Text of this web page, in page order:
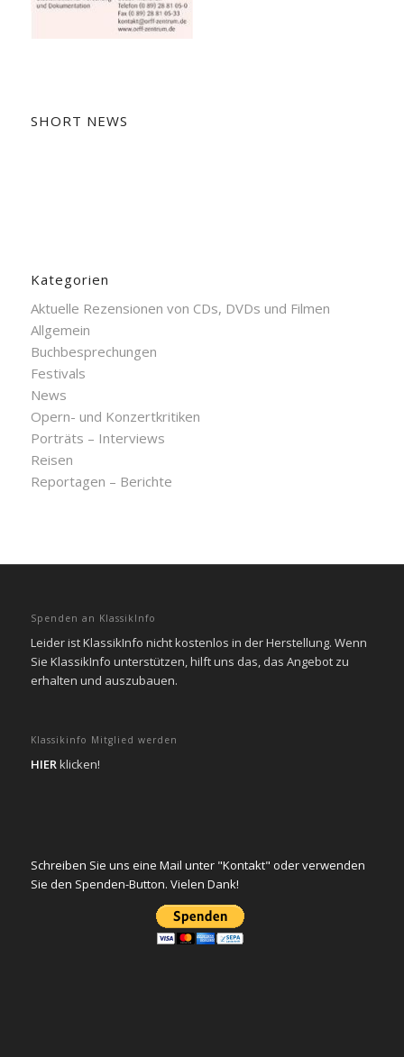
SHORT NEWS
Kategorien
Aktuelle Rezensionen von CDs, DVDs und Filmen
Allgemein
Buchbesprechungen
Festivals
News
Opern- und Konzertkritiken
Porträts – Interviews
Reisen
Reportagen – Berichte
Spenden an KlassikInfo
Leider ist KlassikInfo nicht kostenlos in der Herstellung. Wenn
Sie KlassikInfo unterstützen, hilft uns das, das Angebot zu
erhalten und auszubauen.
Klassikinfo Mitglied werden
HIERklicken!
Schreiben Sie uns eine Mail unter "Kontakt" oder verwenden
Sie den Spenden-Button. Vielen Dank!